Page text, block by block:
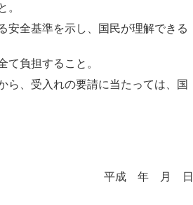
。
安全基準を示し、国民が理解できる
て負担すること。
ら、受入れの要請に当たっては、国
平成 年 月 日